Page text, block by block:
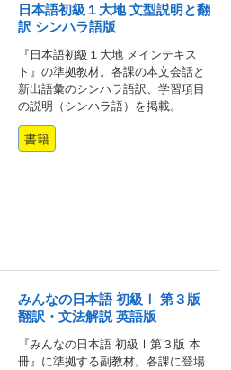
日本語初級１大地 文型説明と翻
訳 シンハラ語版
『日本語初級１大地 メインテキス
ト』の準拠教材。各課の本文会話と
新出語彙のシンハラ語訳、学習項目
の説明（シンハラ語）を掲載。
書籍
みんなの日本語 初級Ⅰ 第３版
翻訳・文法解説 英語版
『みんなの日本語 初級Ⅰ第３版 本
冊』に準拠する副教材。各課に登場